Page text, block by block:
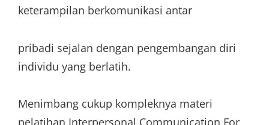
keterampilan berkomunikasi antar
pribadi sejalan dengan pengembangan diri
individu yang berlatih.
Menimbang cukup kompleknya materi
pelatihan Interpersonal Communication For